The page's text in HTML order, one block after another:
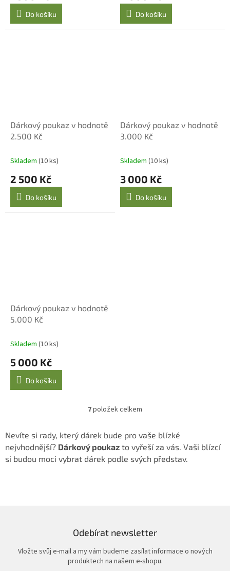
Do košíku Do košíku
Dárkový poukaz v hodnotě
2.500 Kč
Skladem (10 ks)
2 500 Kč
Do košíku
Dárkový poukaz v hodnotě
3.000 Kč
Skladem (10 ks)
3 000 Kč
Do košíku
Dárkový poukaz v hodnotě
5.000 Kč
Skladem (10 ks)
5 000 Kč
Do košíku
O
l
d
a
y
ý
p
7položek celkem
Nevíte si rady, který dárek bude pro vaše blízké
nejvhodnější? Dárkový poukaz to vyřeší za vás. Vaši blízcí
si budou moci vybrat dárek podle svých představ.
Odebírat newsletter
Vložte svůj e-mail a my vám budeme zasílat informace o nových
produktech na našem e-shopu.